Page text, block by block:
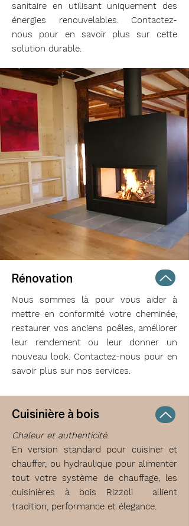
sanitaire en utilisant uniquement des
énergies renouvelables. Contactez-
nous pour en savoir plus sur cette
solution durable.
Rénovation
Nous sommes là pour vous aider à
mettre en conformité votre cheminée,
restaurer vos anciens poêles, améliorer
leur rendement ou leur donner un
nouveau look. Contactez-nous pour en
savoir plus sur nos services.
Cuisinière à bois
Chaleur et authenticité.
En version standard pour cuisiner et
chauffer, ou hydraulique pour alimenter
tout votre système de chauffage, les
cuisinières à bois Rizzoli allient
tradition, performance et élegance.